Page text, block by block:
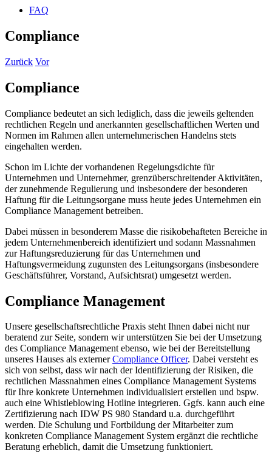
FAQ
Compliance
Zurück Vor
Compliance
Compliance bedeutet an sich lediglich, dass die jeweils geltenden
rechtlichen Regeln und anerkannten gesellschaftlichen Werten und
Normen im Rahmen allen unternehmerischen Handelns stets
eingehalten werden.
Schon im Lichte der vorhandenen Regelungsdichte für
Unternehmen und Unternehmer, grenzüberschreitender Aktivitäten,
der zunehmende Regulierung und insbesondere der besonderen
Haftung für die Leitungsorgane muss heute jedes Unternehmen ein
Compliance Management betreiben.
Dabei müssen in besonderem Masse die risikobehafteten Bereiche in
jedem Unternehmenbereich identifiziert und sodann Massnahmen
zur Haftungsreduzierung für das Unternehmen und
Haftungsvermeidung zugunsten des Leitungsorgans (insbesondere
Geschäftsführer, Vorstand, Aufsichtsrat) umgesetzt werden.
Compliance Management
Unsere gesellschaftsrechtliche Praxis steht Ihnen dabei nicht nur
beratend zur Seite, sondern wir unterstützen Sie bei der Umsetzung
des Compliance Management ebenso, wie bei der Bereitstellung
unseres Hauses als externerCompliance Officer. Dabei versteht es
sich von selbst, dass wir nach der Identifizierung der Risiken, die
rechtlichen Massnahmen eines Compliance Management Systems
für Ihre konkrete Unternehmen individualisiert erstellen und bspw.
auch eine Whistleblowing Hotline integrieren. Ggfs. kann auch eine
Zertifizierung nach IDW PS 980 Standard u.a. durchgeführt
werden. Die Schulung und Fortbildung der Mitarbeiter zum
konkreten Compliance Management System ergänzt die rechtliche
Beratung erheblich, damit die Umsetzung funktioniert.